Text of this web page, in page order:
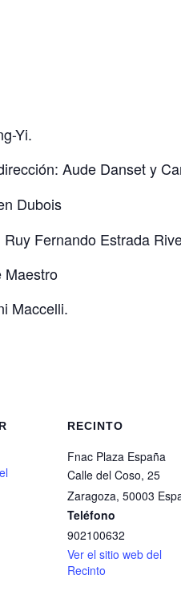
Yi.
Aude Danset y
Dubois
Fernando Estrada
Maestro
Maccelli.
RECINTO
Fnac Plaza España
Calle del Coso, 25
Zaragoza, 50003
Teléfono
902100632
Ver el sitio web del
Recinto